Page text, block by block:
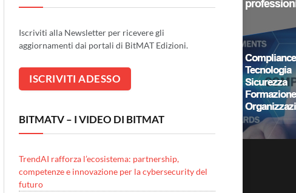
Iscriviti alla Newsletter per ricevere gli
aggiornamenti dai portali di BitMAT Edizioni.
BITMATV – I VIDEO DI BITMAT
TrendAI rafforza l’ecosistema: partnership,
competenze e innovazione per la cybersecurity del
futuro